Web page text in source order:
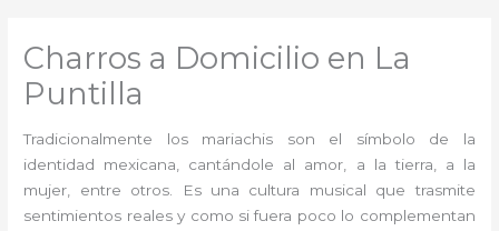
Charros a Domicilio en La
Puntilla
Tradicionalmente los mariachis son el símbolo de la
identidad mexicana, cantándole al amor, a la tierra, a la
mujer, entre otros. Es una cultura musical que trasmite
sentimientos reales y como si fuera poco lo complementan